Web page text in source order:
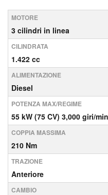
MOTORE
3 cilindri in linea
CILINDRATA
1.422 cc
ALIMENTAZIONE
Diesel
POTENZA MAX/REGIME
55 kW (75 CV) 3,000 giri/min
COPPIA MASSIMA
210 Nm
TRAZIONE
Anteriore
CAMBIO